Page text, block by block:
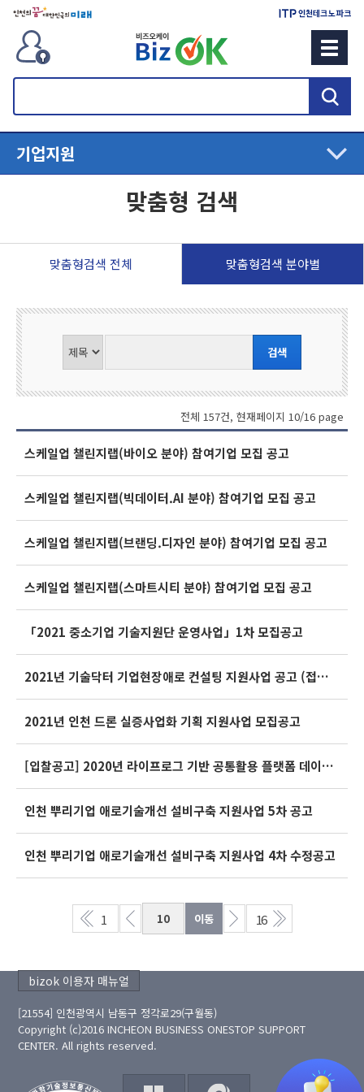
검
기업지원
맞춤형 검색
맞춤형검색 전체 맞춤형검색 분야별
지
컨
설
팅
전체 157건, 현재페이지 10/16 page
스케일업 챌린지랩(바이오 분야) 참여기업 모집 공고
스케일업 챌린지랩(빅데이터.AI 분야) 참여기업 모집 공고
스케일업 챌린지랩(브랜딩.디자인 분야) 참여기업 모집 공고
스케일업 챌린지랩(스마트시티 분야) 참여기업 모집 공고
「2021 중소기업 기술지원단 운영사업」1차 모집공고
2021년 기술닥터 기업현장애로 컨설팅 지원사업 공고 (접수마감)
2021년 인천 드론 실증사업화 기획 지원사업 모집공고
[입찰공고] 2020년 라이프로그 기반 공통활용 플랫폼 데이터 코디네이터 운영
인천 뿌리기업 애로기술개선 설비구축 지원사업 5차 공고
인천 뿌리기업 애로기술개선 설비구축 지원사업 4차 수정공고
1 16
bizok 이용자 매뉴얼
[21554] 인천광역시 남동구 정각로29(구월동)
Copyright (c)2016 INCHEON BUSINESS ONESTOP SUPPORT
CENTER. All rights reserved.